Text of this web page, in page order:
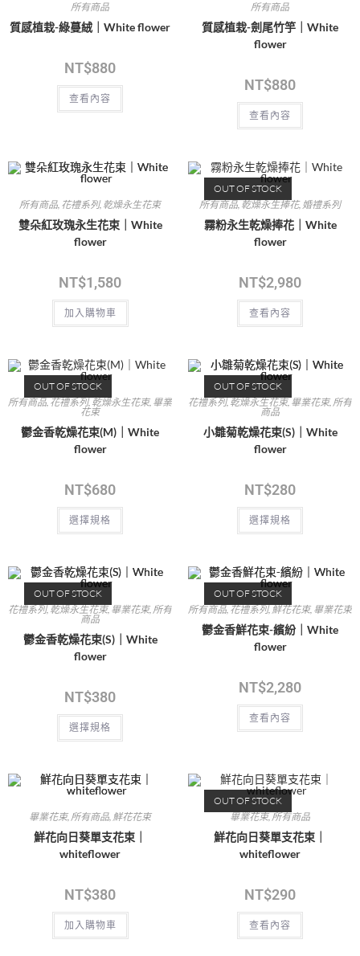
所有商品
質感植栽-綠蔓絨｜White flower
NT$880
查看內容
所有商品
質感植栽-劍尾竹竽｜White
flower
NT$880
查看內容
所有商品, 花禮系列, 乾燥永生花束
雙朵紅玫瑰永生花束｜White
flower
NT$1,580
加入購物車
OUT OF STOCK
所有商品, 乾燥永生捧花, 婚禮系列
霧粉永生乾燥捧花｜White
flower
NT$2,980
查看內容
OUT OF STOCK
所有商品, 花禮系列, 乾燥永生花束, 畢業
花束
鬱金香乾燥花束(M)｜White
flower
NT$680
選擇規格
OUT OF STOCK
花禮系列, 乾燥永生花束, 畢業花束,所有
商品
小雛菊乾燥花束(S)｜White
flower
NT$280
選擇規格
OUT OF STOCK
花禮系列, 乾燥永生花束, 畢業花束,所有
商品
鬱金香乾燥花束(S)｜White
flower
NT$380
選擇規格
OUT OF STOCK
所有商品, 花禮系列, 鮮花花束, 畢業花束
鬱金香鮮花束-繽紛｜White
flower
NT$2,280
查看內容
畢業花束,所有商品, 鮮花花束
鮮花向日葵單支花束｜
whiteflower
NT$380
加入購物車
OUT OF STOCK
畢業花束,所有商品
鮮花向日葵單支花束｜
whiteflower
NT$290
查看內容